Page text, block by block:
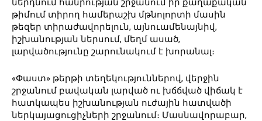
ներդնում հանրության շրջանում իր քաղաքական
թիմում տիրող համերաշխ մթնոլորտի մասին
թեզեր տիրաժավորելուն, այնուամենայնիվ,
իշխանության ներսում, մեղմ ասած,
լարվածությունը շարունակում է խորանալ։
«Փաստ» թերթի տեղեկություններով, վերջին
շրջանում բավական լարված ու խճճված վիճակ է
հատկապես իշխանության ուժային հատվածի
ներկայացուցիչների շրջանում։ Մասնավորաբար,